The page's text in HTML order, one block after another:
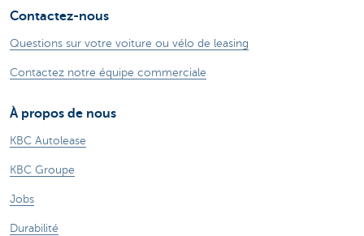
Contactez-nous
Questions sur votre voiture ou vélo de leasing
Contactez notre équipe commerciale
À propos de nous
KBC Autolease
KBC Groupe
Jobs
Durabilité